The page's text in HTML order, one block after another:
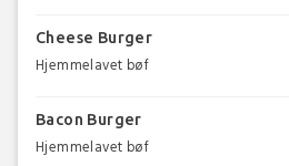
Cheese Burger
Hjemmelavet bøf
Bacon Burger
Hjemmelavet bøf